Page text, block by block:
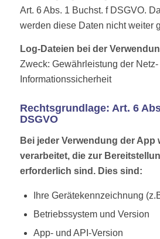
Art. 6 Abs. 1 Buchst. f DSGVO.
werden diese Daten nicht weiter
Log-Dateien bei der
Zweck: Gewährleistung der Netz-
Informationssicherheit
Rechtsgrundlage: Art. 6
DSGVO
Bei jeder Verwendung der App
verarbeitet, die zur
erforderlich sind. Dies sind:
Ihre Gerätekennzeichnung
Betriebssystem und Version
App- und API-Version